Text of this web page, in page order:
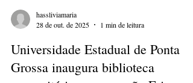
hassliviamaria
28 de out. de 2025